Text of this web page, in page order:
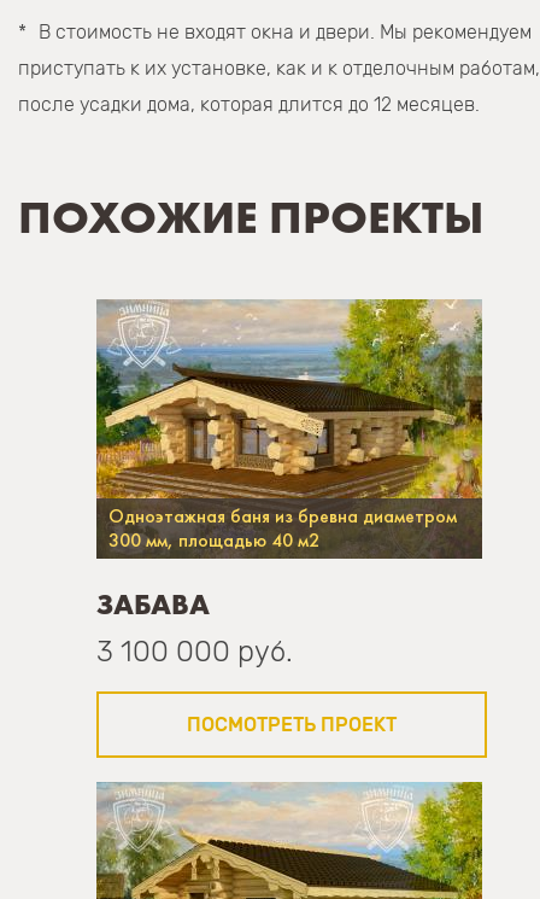
В стоимость не входят окна и двери. Мы рекомендуем
приступать к их установке, как и к отделочным работам,
после усадки дома, которая длится до 12 месяцев.
ПОХОЖИЕ ПРОЕКТЫ
Одноэтажная баня из бревна диаметром
300 мм, площадью 40 м2
ЗАБАВА
3 100 000 руб.
ПОСМОТРЕТЬ ПРОЕКТ